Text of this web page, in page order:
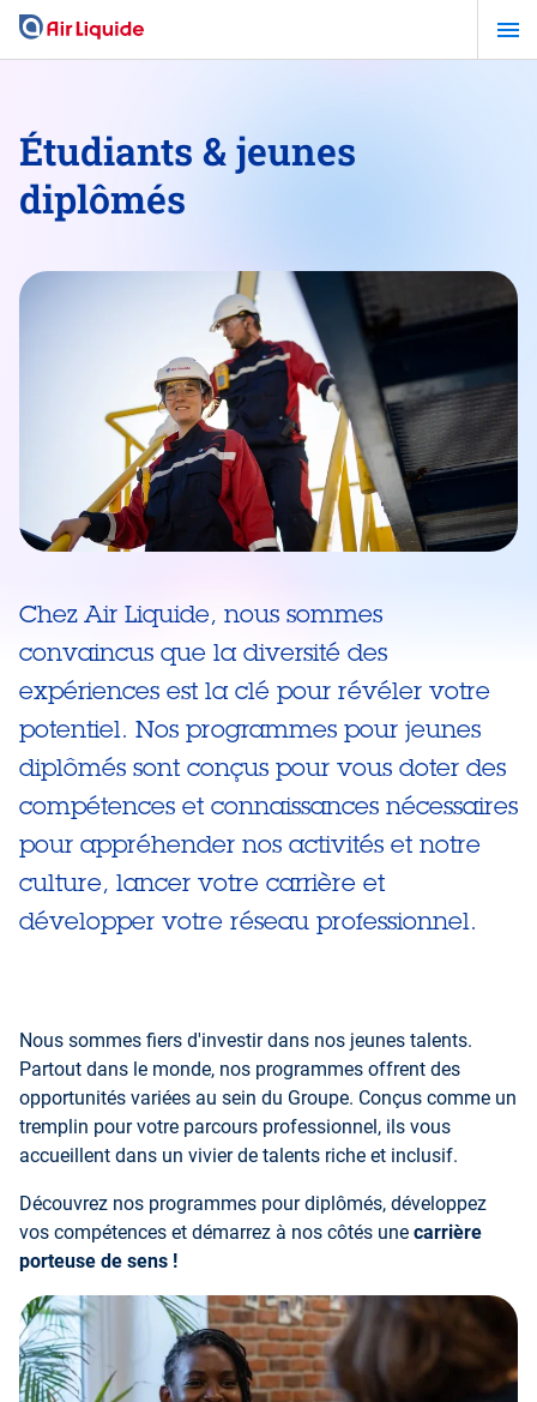
Aller
Étudiants & jeunes
diplômés
Chez Air Liquide, nous sommes
convaincus que la diversité des
expériences est la clé pour révéler votre
potentiel. Nos programmes pour jeunes
diplômés sont conçus pour vous doter des
compétences et connaissances nécessaires
pour appréhender nos activités et notre
culture, lancer votre carrière et
développer votre réseau professionnel.
Nous sommes fiers d'investir dans nos jeunes talents.
Partout dans le monde, nos programmes offrent des
opportunités variées au sein du Groupe. Conçus comme un
tremplin pour votre parcours professionnel, ils vous
accueillent dans un vivier de talents riche et inclusif.
Découvrez nos programmes pour diplômés, développez
vos compétences et démarrez à nos côtés une carrière
porteuse de sens !